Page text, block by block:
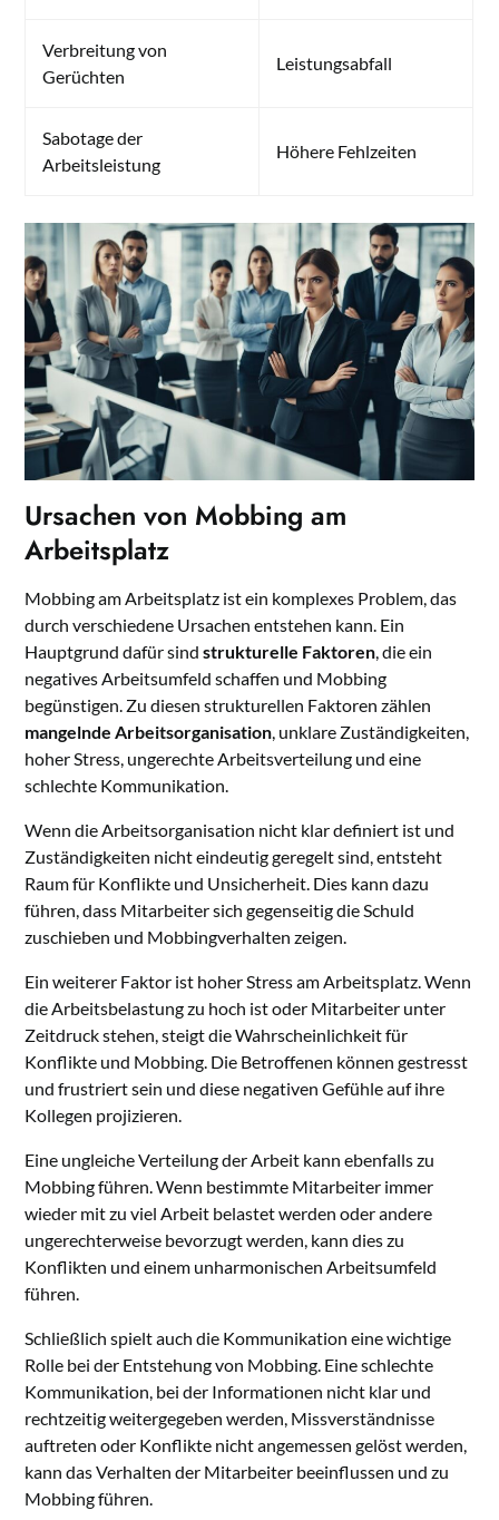
Verbreitung von
Gerüchten
Leistungsabfall
Sabotage der
Arbeitsleistung
Höhere Fehlzeiten
Ursachen von Mobbing am
Arbeitsplatz
Mobbing am Arbeitsplatz ist ein komplexes Problem, das
durch verschiedene Ursachen entstehen kann. Ein
Hauptgrund dafür sindstrukturelle Faktoren, die ein
negatives Arbeitsumfeld schaffen und Mobbing
begünstigen. Zu diesen strukturellen Faktoren zählen
mangelnde Arbeitsorganisation, unklare Zuständigkeiten,
hoher Stress, ungerechte Arbeitsverteilung und eine
schlechte Kommunikation.
Wenn die Arbeitsorganisation nicht klar definiert ist und
Zuständigkeiten nicht eindeutig geregelt sind, entsteht
Raum für Konflikte und Unsicherheit. Dies kann dazu
führen, dass Mitarbeiter sich gegenseitig die Schuld
zuschieben und Mobbingverhalten zeigen.
Ein weiterer Faktor ist hoher Stress am Arbeitsplatz. Wenn
die Arbeitsbelastung zu hoch ist oder Mitarbeiter unter
Zeitdruck stehen, steigt die Wahrscheinlichkeit für
Konflikte und Mobbing. Die Betroffenen können gestresst
und frustriert sein und diese negativen Gefühle auf ihre
Kollegen projizieren.
Eine ungleiche Verteilung der Arbeit kann ebenfalls zu
Mobbing führen. Wenn bestimmte Mitarbeiter immer
wieder mit zu viel Arbeit belastet werden oder andere
ungerechterweise bevorzugt werden, kann dies zu
Konflikten und einem unharmonischen Arbeitsumfeld
führen.
Schließlich spielt auch die Kommunikation eine wichtige
Rolle bei der Entstehung von Mobbing. Eine schlechte
Kommunikation, bei der Informationen nicht klar und
rechtzeitig weitergegeben werden, Missverständnisse
auftreten oder Konflikte nicht angemessen gelöst werden,
kann das Verhalten der Mitarbeiter beeinflussen und zu
Mobbing führen.